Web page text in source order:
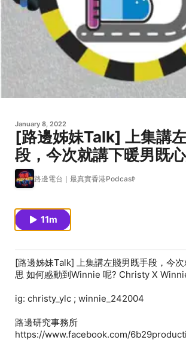
January 8, 2022
[路邊姊妹Talk] 上集講
段，今次就講下暖男既
Christy X Winnie
路邊電台｜最真實香港Podcast
11m
[路邊姊妹Talk] 上集講左賤男既手段，今
思 如何慼動到Winnie 呢? Christy X
ig: christy_ylc ; winnie_242004
路邊研究事務所
https://www.facebook.com/